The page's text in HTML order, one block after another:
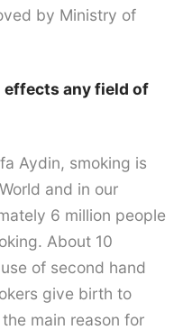
by Ministry of
effects any field of
Aydin, smoking is
and in our
6 million people
About 10
of second hand
give birth to
main reason for